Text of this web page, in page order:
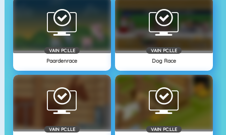
VAIN PC:LLE
Paardenrace
VAIN PC:LLE
Dog Race
VAIN PC:LLE VAIN PC:LLE